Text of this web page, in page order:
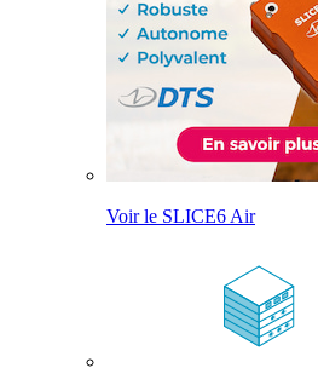
Voir le SLICE6 Air